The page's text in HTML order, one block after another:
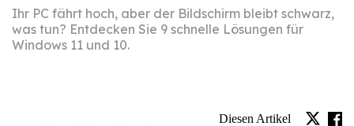
Ihr PC fährt hoch, aber der Bildschirm bleibt schwarz,
was tun? Entdecken Sie 9 schnelle Lösungen für
Windows 11 und 10.
Diesen Artikel